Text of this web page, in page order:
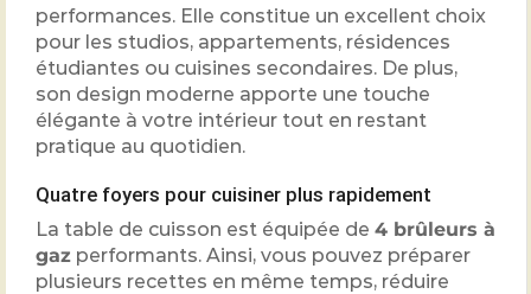
performances. Elle constitue un excellent choix
pour les studios, appartements, résidences
étudiantes ou cuisines secondaires. De plus,
son design moderne apporte une touche
élégante à votre intérieur tout en restant
pratique au quotidien.
Quatre foyers pour cuisiner plus rapidement
La table de cuisson est équipée de 4 brûleurs à
gaz performants. Ainsi, vous pouvez préparer
plusieurs recettes en même temps, réduire